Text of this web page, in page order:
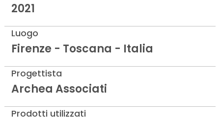
2021
Luogo
Firenze - Toscana - Italia
Progettista
Archea Associati
Prodotti utilizzati